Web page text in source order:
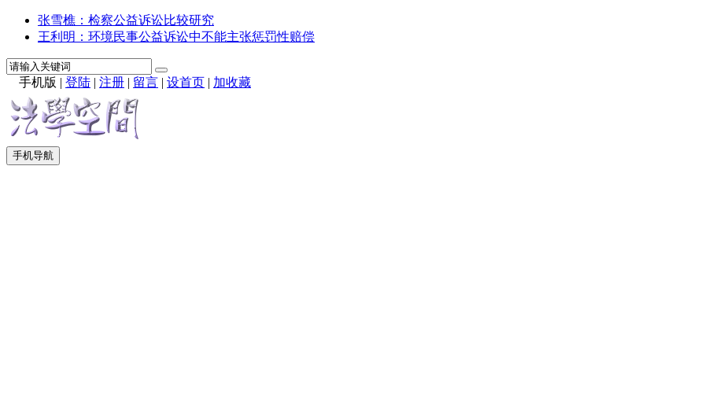
张雪樵：检察公益诉讼比较研究
王利明：环境民事公益诉讼中不能主张惩罚性赔偿
手机版 | 登陆 | 注册 | 留言 | 设首页 | 加收藏
手机导航